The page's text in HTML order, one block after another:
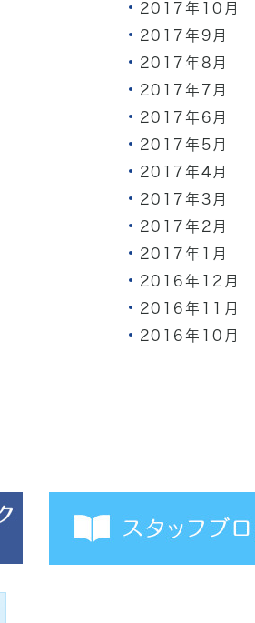
2017年10月
2017年9月
2017年8月
2017年7月
2017年6月
2017年5月
2017年4月
2017年3月
2017年2月
2017年1月
2016年12月
2016年11月
2016年10月